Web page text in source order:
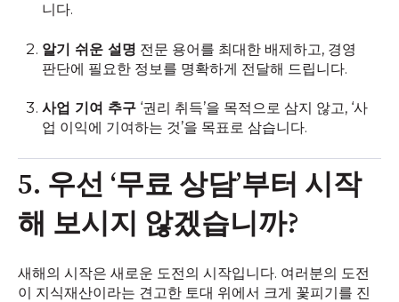
니다.
알기 쉬운 설명 전문 용어를 최대한 배제하고, 경영
판단에 필요한 정보를 명확하게 전달해 드립니다.
사업 기여 추구 ‘권리 취득’을 목적으로 삼지 않고, ‘사
업 이익에 기여하는 것’을 목표로 삼습니다.
5. 우선 ‘무료 상담’부터 시작
해 보시지 않겠습니까?
새해의 시작은 새로운 도전의 시작입니다. 여러분의 도전
이 지식재산이라는 견고한 토대 위에서 크게 꽃피기를 진